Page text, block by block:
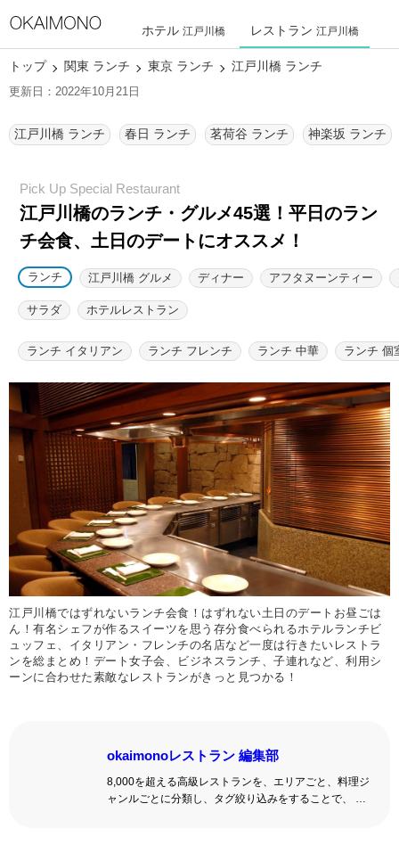
ホテル 江戸川橋 レストラン 江戸川橋
トップ 関東 ランチ 東京 ランチ 江戸川橋 ランチ
更新日：2022年10月21日
江戸川橋 ランチ 春日 ランチ 茗荷谷 ランチ 神楽坂 ランチ
江戸川橋のランチ・グルメ45選！平日のラン
チ会食、土日のデートにオススメ！
ランチ 江戸川橋 グルメ ディナー アフタヌーンティー
サラダ ホテルレストラン
ランチ イタリアン ランチ フレンチ ランチ 中華 ランチ 個
江戸川橋ではずれないランチ会食！はずれない土日のデートお昼ごは
ん！有名シェフが作るスイーツを思う存分食べられるホテルランチビ
ュッフェ、イタリアン・フレンチの名店など一度は行きたいレストラ
ンを総まとめ！デート女子会、ビジネスランチ、子連れなど、利用シ
ーンに合わせた素敵なレストランがきっと見つかる！
okaimonoレストラン 編集部
8,000を超える高級レストランを、エリアごと、料理ジ
ャンルごとに分類し、タグ絞り込みをすることで、 い